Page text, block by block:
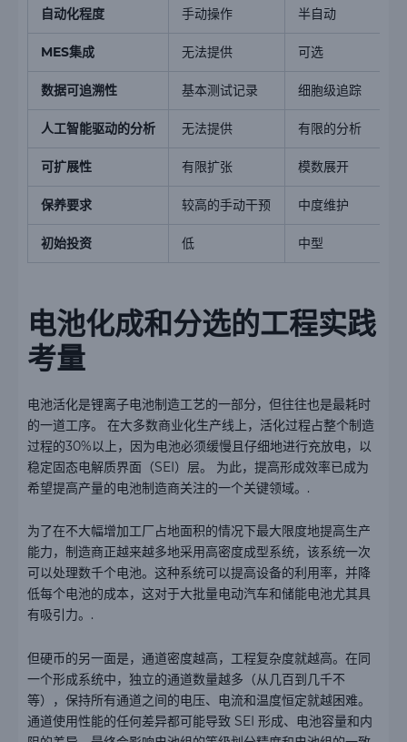
自动化程度 手动操作 半自动
MES集成 无法提供 可选
数据可追溯性 基本测试记录 细胞级追踪
人工智能驱动的分析 无法提供 有限的分析
可扩展性 有限扩张 模数展开
保养要求 较高的手动干预 中度维护
初始投资 低 中型
电池化成和分选的工程实践
考量
电池活化是锂离子电池制造工艺的一部分，但往往也是最耗时
的一道工序。 在大多数商业化生产线上，活化过程占整个制造
过程的30%以上，因为电池必须缓慢且仔细地进行充放电，以
稳定固态电解质界面（SEI）层。 为此，提高形成效率已成为
希望提高产量的电池制造商关注的一个关键领域。.
为了在不大幅增加工厂占地面积的情况下最大限度地提高生产
能力，制造商正越来越多地采用高密度成型系统，该系统一次
可以处理数千个电池。这种系统可以提高设备的利用率，并降
低每个电池的成本，这对于大批量电动汽车和储能电池尤其具
有吸引力。.
但硬币的另一面是，通道密度越高，工程复杂度就越高。在同
一个形成系统中，独立的通道数量越多（从几百到几千不
等），保持所有通道之间的电压、电流和温度恒定就越困难。
通道使用性能的任何差异都可能导致 SEI 形成、电池容量和内